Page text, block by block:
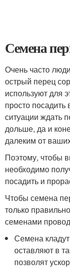
Семена
Очень часто
острый перец
используют для
просто посадить
ситуации ждать
дольше, да и
далеким от
Поэтому, чтобы
необходимо
посадить и
Чтобы семена
только
семенами
Семена
оставляют в
позволят